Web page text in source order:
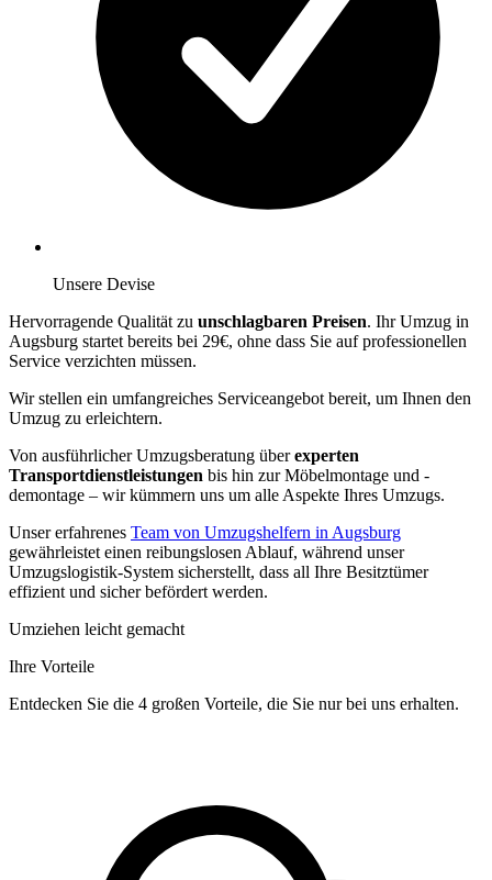
Unsere Devise
Hervorragende Qualität zu unschlagbaren Preisen. Ihr Umzug in
Augsburg startet bereits bei 29€, ohne dass Sie auf professionellen
Service verzichten müssen.
Wir stellen ein umfangreiches Serviceangebot bereit, um Ihnen den
Umzug zu erleichtern.
Von ausführlicher Umzugsberatung überexperten
Transportdienstleistungen bis hin zur Möbelmontage und -
demontage – wir kümmern uns um alle Aspekte Ihres Umzugs.
Unser erfahrenes Team von Umzugshelfern in Augsburg
gewährleistet einen reibungslosen Ablauf, während unser
Umzugslogistik-System sicherstellt, dass all Ihre Besitztümer
effizient und sicher befördert werden.
Umziehen leicht gemacht
Ihre Vorteile
Entdecken Sie die 4 großen Vorteile, die Sie nur bei uns erhalten.